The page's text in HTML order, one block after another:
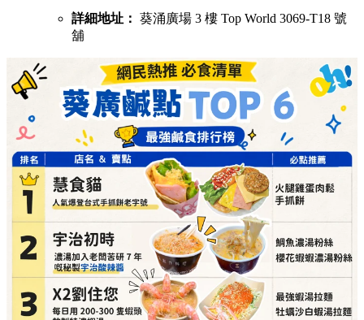
詳細地址： 葵涌廣場 3 樓 Top World 3069-T18 號
舖